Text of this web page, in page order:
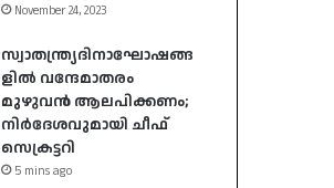
November 24, 2023
സ്വാതന്ത്ര്യദിനാഘോഷങ്ങ
ളിൽ വന്ദേമാതരം
മുഴുവൻ ആലപിക്കണം;
നിർദേശവുമായി ചീഫ്
സെക്രട്ടറി
5 mins ago